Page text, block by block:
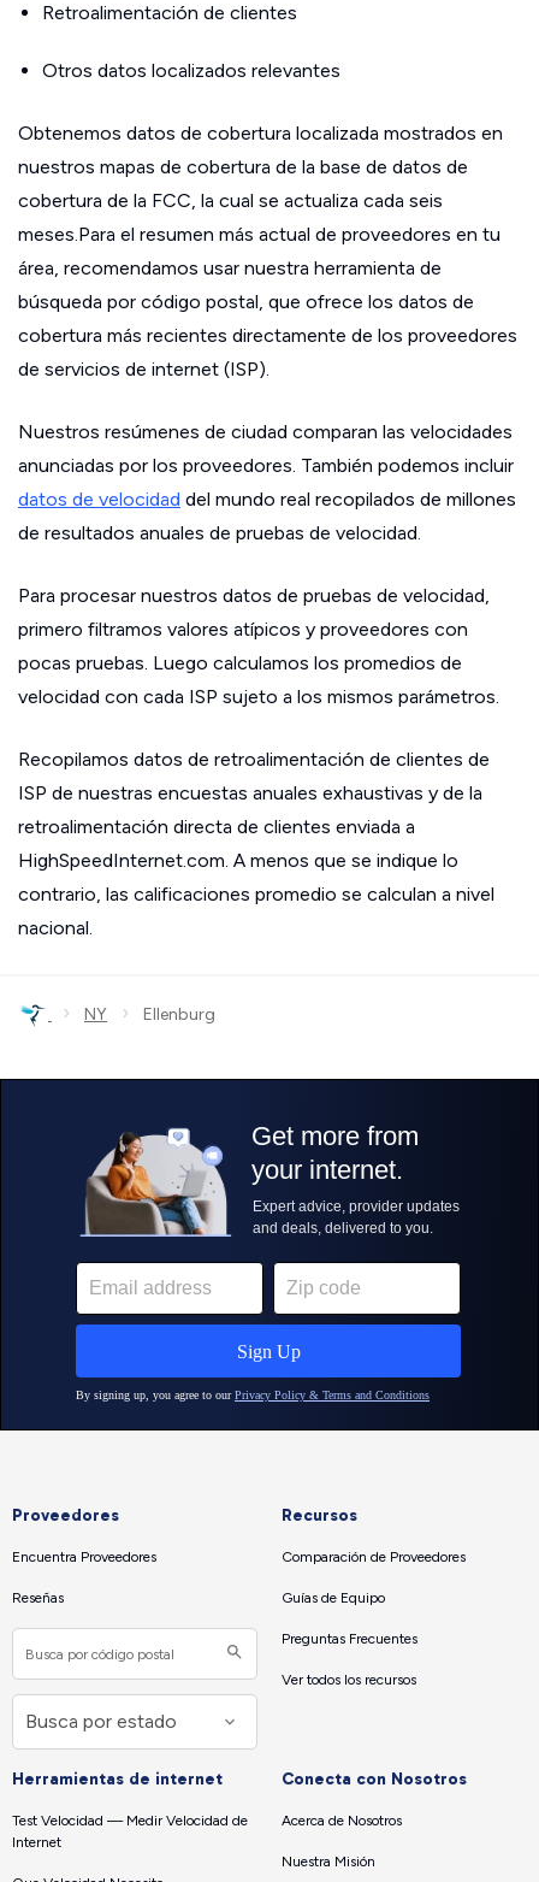
Retroalimentación de clientes
Otros datos localizados relevantes
Obtenemos datos de cobertura localizada mostrados en
nuestros mapas de cobertura de la base de datos de
cobertura de la FCC, la cual se actualiza cada seis
meses.Para el resumen más actual de proveedores en tu
área, recomendamos usar nuestra herramienta de
búsqueda por código postal, que ofrece los datos de
cobertura más recientes directamente de los proveedores
de servicios de internet (ISP).
Nuestros resúmenes de ciudad comparan las velocidades
anunciadas por los proveedores. También podemos incluir
datos de velocidad del mundo real recopilados de millones
de resultados anuales de pruebas de velocidad.
Para procesar nuestros datos de pruebas de velocidad,
primero filtramos valores atípicos y proveedores con
pocas pruebas. Luego calculamos los promedios de
velocidad con cada ISP sujeto a los mismos parámetros.
Recopilamos datos de retroalimentación de clientes de
ISP de nuestras encuestas anuales exhaustivas y de la
retroalimentación directa de clientes enviada a
HighSpeedInternet.com. A menos que se indique lo
contrario, las calificaciones promedio se calculan a nivel
nacional.
› NY › Ellenburg
Proveedores
Encuentra Proveedores
Reseñas
Recursos
Comparación de Proveedores
Guías de Equipo
Preguntas Frecuentes
Ver todos los recursos
Herramientas de internet
Test Velocidad — Medir Velocidad de
Internet
Conecta con Nosotros
Acerca de Nosotros
Nuestra Misión